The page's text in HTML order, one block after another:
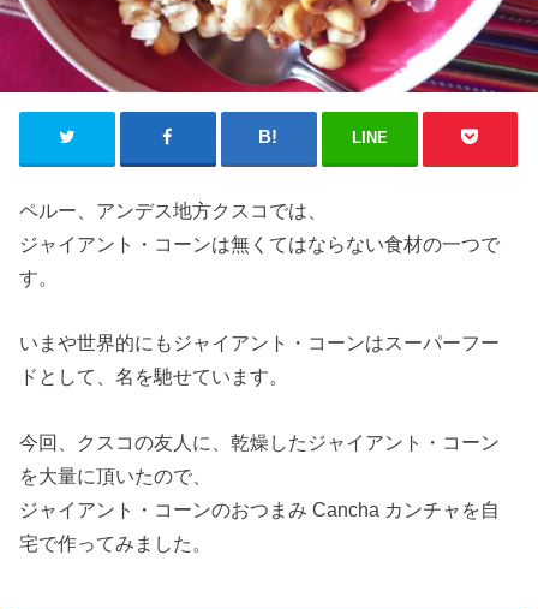
LINE
ペルー、アンデス地方クスコでは、
ジャイアント・コーンは無くてはならない食材の一つで
す。
いまや世界的にもジャイアント・コーンはスーパーフー
ドとして、名を馳せています。
今回、クスコの友人に、乾燥したジャイアント・コーン
を大量に頂いたので、
ジャイアント・コーンのおつまみ Cancha カンチャを自
宅で作ってみました。